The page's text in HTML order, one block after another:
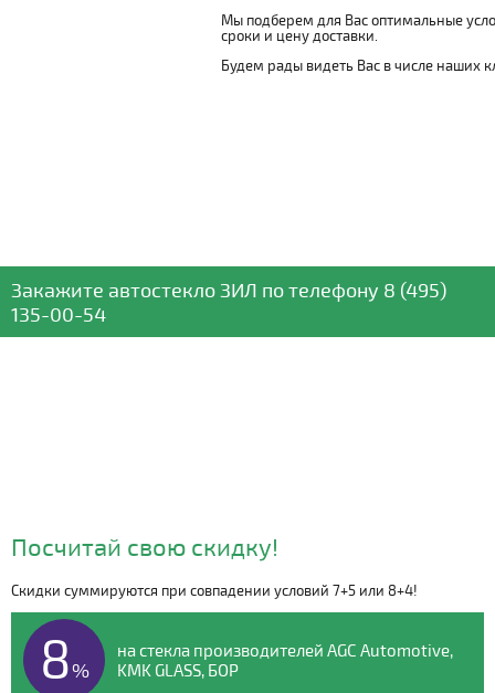
Мы подберем для Вас оптимальные
сроки и цену доставки.
Будем рады видеть Вас в числе наших
Закажите автостекло ЗИЛ по телефону 8 (495)
135-00-54
Видео о компании
Посчитай свою скидку!
Скидки суммируются при совпадении условий 7+5 или 8+4!
8%
на стекла производителей AGC Automotive,
KMK GLASS, БОР